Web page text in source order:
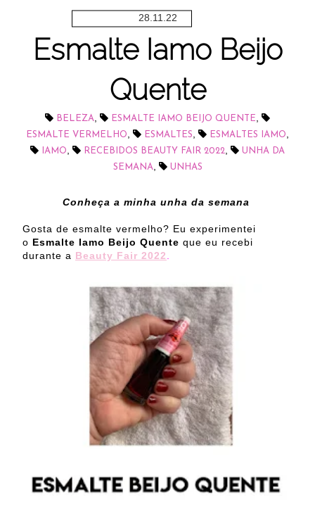
28.11.22
Esmalte Iamo Beijo
Quente
BELEZA, ESMALTE IAMO BEIJO QUENTE,
ESMALTE VERMELHO, ESMALTES, ESMALTES IAMO,
IAMO, RECEBIDOS BEAUTY FAIR 2022,
UNHA DA
SEMANA, UNHAS
Conheça a minha unha da semana
Gosta de esmalte vermelho? Eu experimentei
o Esmalte Iamo Beijo Quente que eu recebi
durante a Beauty Fair 2022.